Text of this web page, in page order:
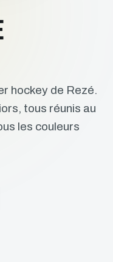
hockey de Rezé.
tous réunis au
les couleurs